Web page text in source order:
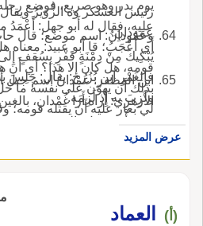
يوم بدر وهو صريع، فوضع
أَي أَعْجَبُ؛ قا أَبو عبيد: معناه
قومه، هل كان إِلا هذا؟ أَي أَن
بذلك أَن يهوّن على نفسه ما حل
لي بعار عليه أَن يقتله قومه؛
استفهام أَي أَعجب من رجل
مقبل تُقَدَّمُ قَيْسٌ كلَّ يومِ
الرَّخاءِ ذُنوبُه وأَعْمَدُ مِنْ قومٍ
رئيس العسكر وه الزُّوَيْرُ
عَمودانِ.
وعَمُودانُ: اسم موضع؛ قال
يُبْكِيكَ مِنْ دِمْنَةٍ قَفْرِ بِسُقفٍ
فالغَمْرِ ابن بُزُرج: يقال:
ولَزِبَ به إِذ لَزِمَه.
ابن المظفر: عُمْدانُ اسم جبل
الأَزهري: أُراه أَرا غُمْدان،
في رأْس جبل باليمن معروف
الأَزهري: وهذا تصحيف
مشاهير أيا العرب أَخرجه في
عرض المزيد
(أ) العماد